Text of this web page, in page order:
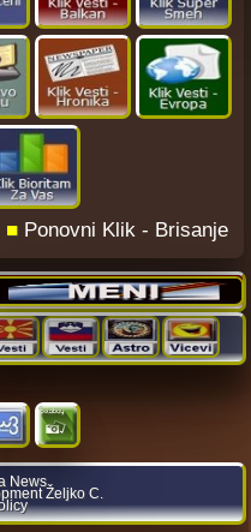
■ Ponovni Klik - Brisanje